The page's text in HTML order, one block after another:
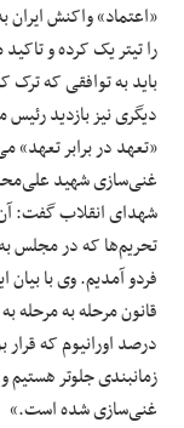
«اعتماد» واکنش ایران
را تیتر یک کرده و
باید به توافقی که ترک
دیگری نیز بازدید
«تعهد در برابر
غنی‌سازی شهید
شهدای انقلاب گفت: آن
تحریم‌ها که در مجلس
فردو آمدیم. وی با
غنی‌سازی شده است.»